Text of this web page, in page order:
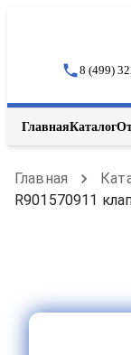
8 (499)
ГлавнаяКаталог
Главная
R901570911